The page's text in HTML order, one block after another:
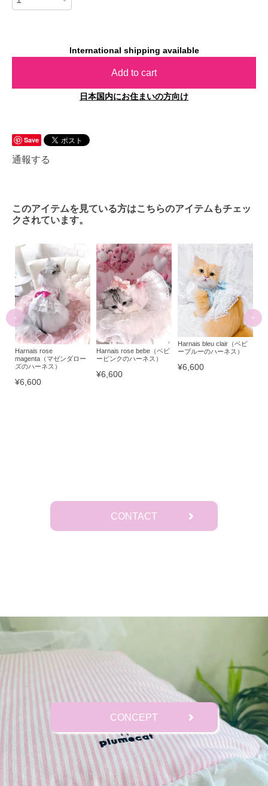
International shipping available
Add to cart
日本国内にお住まいの方向け
Save
通報する
このアイテムを見ている方はこちらのアイテムもチェッ
クされています。
Harnais rose
magenta（マゼンダロー
ズのハーネス）
¥6,600
Harnais rose bebe（ベビ
ーピンクのハーネス）
¥6,600
Harnais bleu clair（ベビ
ーブルーのハーネス）
¥6,600
CONTACT
CONCEPT